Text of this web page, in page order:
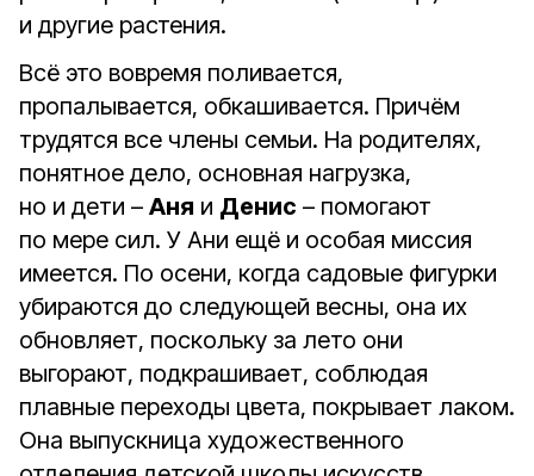
и другие растения.
Всё это вовремя поливается,
пропалывается, обкашивается. Причём
трудятся все члены семьи. На родителях,
понятное дело, основная нагрузка,
но и дети – Аня и Денис – помогают
по мере сил. У Ани ещё и особая миссия
имеется. По осени, когда садовые фигурки
убираются до следующей весны, она их
обновляет, поскольку за лето они
выгорают, подкрашивает, соблюдая
плавные переходы цвета, покрывает лаком.
Она выпускница художественного